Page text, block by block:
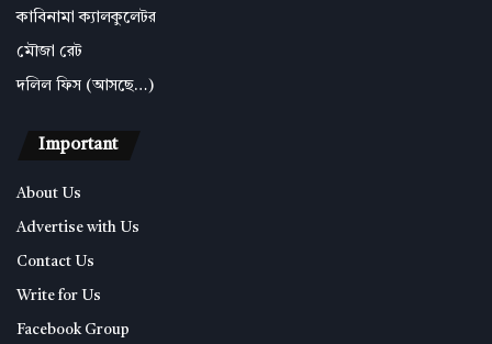
কাবিনামা ক্যালকুলেটর
মৌজা রেট
দলিল ফিস (আসছে…)
Important
About Us
Advertise with Us
Contact Us
Write for Us
Facebook Group